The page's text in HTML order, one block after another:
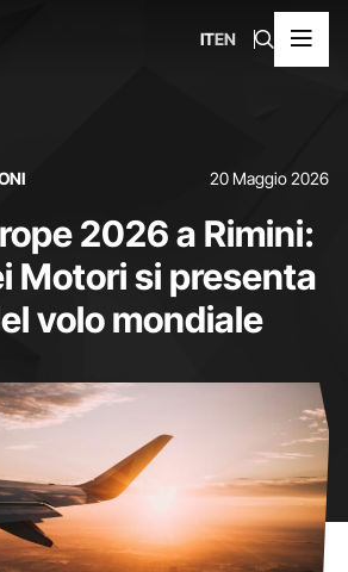
ITEN
20 Maggio 2026
2026 a Rimini:
Motori si presenta
volo mondiale